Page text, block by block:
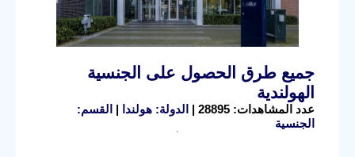
جميع طرق الحصول على الجنسية
الهولندية
عدد المشاهدات: 28895 | الدولة: هولندا | القسم:
الجنسية